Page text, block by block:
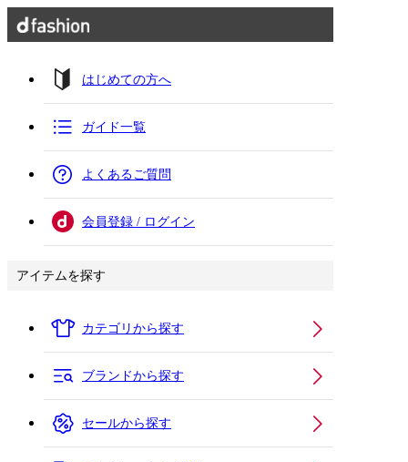
はじめての方へ
ガイド一覧
よくあるご質問
会員登録 / ログイン
アイテムを探す
カテゴリから探す
ブランドから探す
セールから探す